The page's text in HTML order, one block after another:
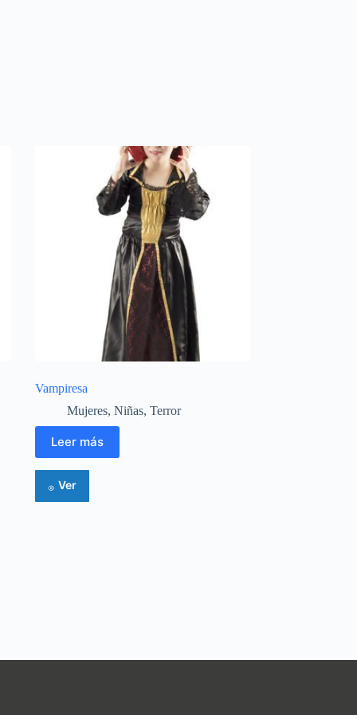
Vampiresa
Mujeres, Niñas, Terror
Leer más
Ver